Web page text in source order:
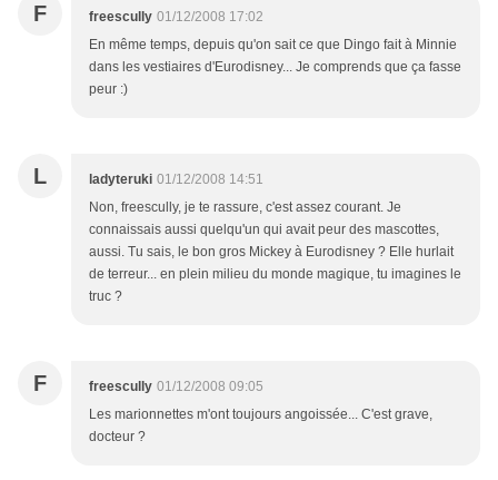
F freescully 01/12/2008 17:02
En même temps, depuis qu'on sait ce que Dingo fait à Minnie
dans les vestiaires d'Eurodisney... Je comprends que ça fasse
peur :)
L ladyteruki 01/12/2008 14:51
Non, freescully, je te rassure, c'est assez courant. Je
connaissais aussi quelqu'un qui avait peur des mascottes,
aussi. Tu sais, le bon gros Mickey à Eurodisney ? Elle hurlait
de terreur... en plein milieu du monde magique, tu imagines le
truc ?
F freescully 01/12/2008 09:05
Les marionnettes m'ont toujours angoissée... C'est grave,
docteur ?